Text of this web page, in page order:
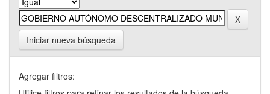
Iniciar nueva búsqueda
Agregar filtros: